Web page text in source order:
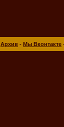
Архив - Мы Вконтакте